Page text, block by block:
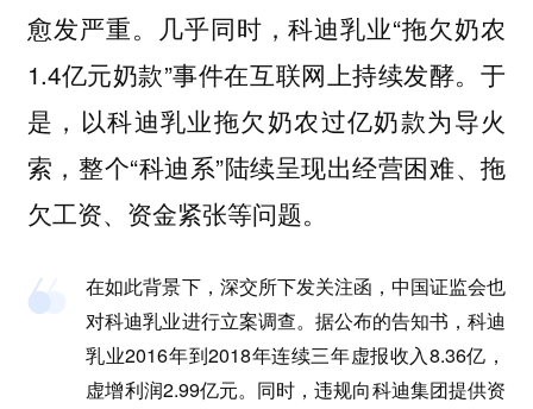
愈发严重。几乎同时，科迪乳业“拖欠奶农
1.4亿元奶款”事件在互联网上持续发酵。于
是，以科迪乳业拖欠奶农过亿奶款为导火
索，整个“科迪系”陆续呈现出经营困难、拖
欠工资、资金紧张等问题。
在如此背景下，深交所下发关注函，中国证监会也
对科迪乳业进行立案调查。据公布的告知书，科迪
乳业2016年到2018年连续三年虚报收入8.36亿，
虚增利润2.99亿元。同时，违规向科迪集团提供资